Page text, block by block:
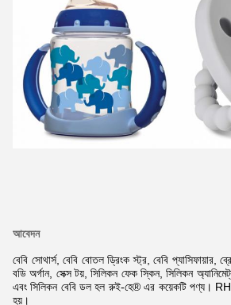
আবেদন
বেবি সোথার্স, বেবি বোতল ড্রিংক স্ট্র, বেবি প্যাসিফায়ার,
বডি অর্গান, সেক্স টয়, সিলিকন ফেক স্কিন, সিলিকন
এবং সিলিকন বেবি ডল হল রুই-হে® এর কয়েকটি পণ্য।
হয়।